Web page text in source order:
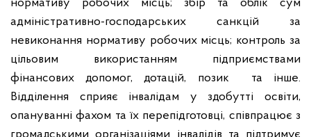
нормативу робочих місць; збір та облік сум
адміністративно-господарських санкцій за
невиконання нормативу робочих місць; контроль за
цільовим використанням підприємствами
фінансових допомог, дотацій, позик
та інше.
Відділення сприяє інвалідам у здобутті освіти,
опануванні фахом та їх перепідготовці, співпрацює з